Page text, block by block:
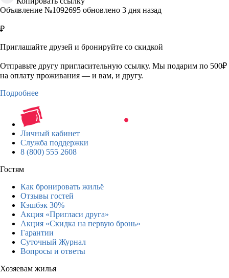
Объявление №1092695 обновлено 3 дня назад
₽
Приглашайте друзей и бронируйте со скидкой
Отправьте другу пригласительную ссылку. Мы подарим по 500₽
на оплату проживания — и вам, и другу.
Подробнее
Личный кабинет
Служба поддержки
8 (800) 555 2608
Гостям
Как бронировать жильё
Отзывы гостей
Кэшбэк 30%
Акция «Пригласи друга»
Акция «Скидка на первую бронь»
Гарантии
Суточный Журнал
Вопросы и ответы
Хозяевам жилья